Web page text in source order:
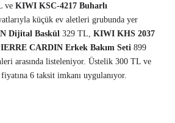
ve KIWI KSC-4217 Buharlı
küçük ev aletleri grubunda yer
Dijital Baskül 329 TL, KIWI KHS 2037
CARDIN Erkek Bakım Seti 899
arasında listeleniyor. Üstelik 300 TL ve
6 taksit imkanı uygulanıyor.